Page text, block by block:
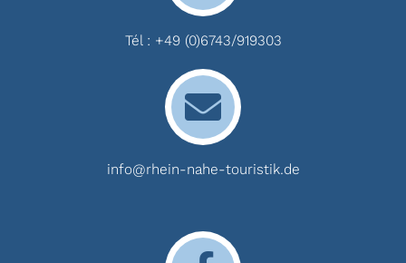
Tél : +49 (0)6743/919303
info@rhein-nahe-touristik.de